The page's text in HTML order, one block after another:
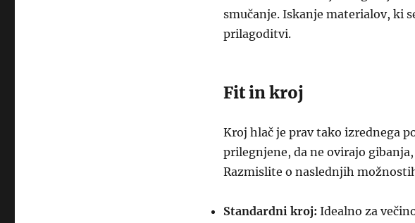
smučanje. Iskanje materialov, ki
prilagoditvi.
Fit in kroj
Kroj hlač je prav tako izrednega
prilegnjene, da ne ovirajo
Razmislite o naslednjih
Standardni kroj: Idealno za